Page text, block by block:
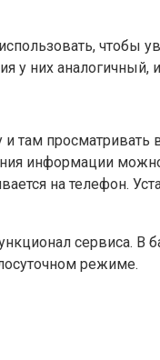
чтобы
у них аналогичный,
там просматривать
информации
на телефон.
сервиса. В
режиме.